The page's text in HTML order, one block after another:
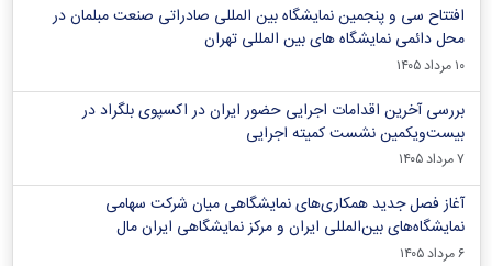
افتتاح سی و پنجمین نمایشگاه بین المللی صادراتی صنعت مبلمان در
محل دائمی نمایشگاه های بین المللی تهران
۱۰ مرداد ۱۴۰۵
بررسی آخرین اقدامات اجرایی حضور ایران در اکسپوی بلگراد در
بیست‌ویکمین نشست کمیته اجرایی
۷ مرداد ۱۴۰۵
آغاز فصل جدید همکاری‌های نمایشگاهی میان شرکت سهامی
نمایشگاه‌های بین‌المللی ایران و مرکز نمایشگاهی ایران‌ مال
۶ مرداد ۱۴۰۵